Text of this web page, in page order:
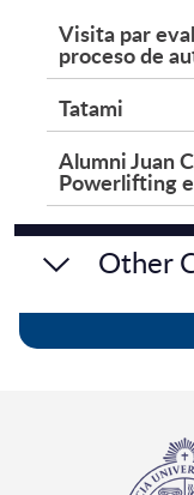
Visita par
proceso de
Tatami
Alumni Juan
Powerlifting
Other